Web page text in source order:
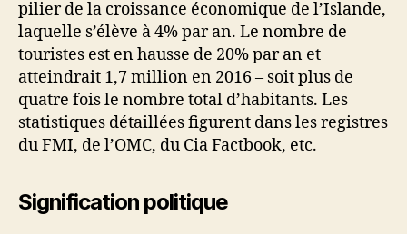
pilier de la croissance économique de l’Islande,
laquelle s’élève à 4% par an. Le nombre de
touristes est en hausse de 20% par an et
atteindrait 1,7 million en 2016 – soit plus de
quatre fois le nombre total d’habitants. Les
statistiques détaillées figurent dans les registres
du FMI, de l’OMC, du Cia Factbook, etc.
Signification politique